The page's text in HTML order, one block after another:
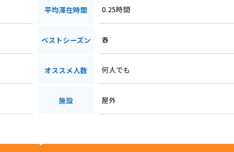
平均滞在時間 0.25時間
ベストシーズン 春
オススメ人数 何人でも
施設 屋外